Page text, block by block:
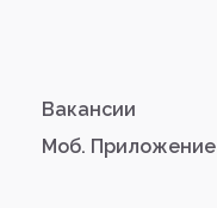
Вакансии
Моб. Приложение